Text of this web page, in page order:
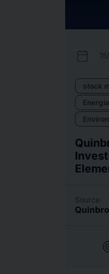
calendar_today
stock
Energia
Source